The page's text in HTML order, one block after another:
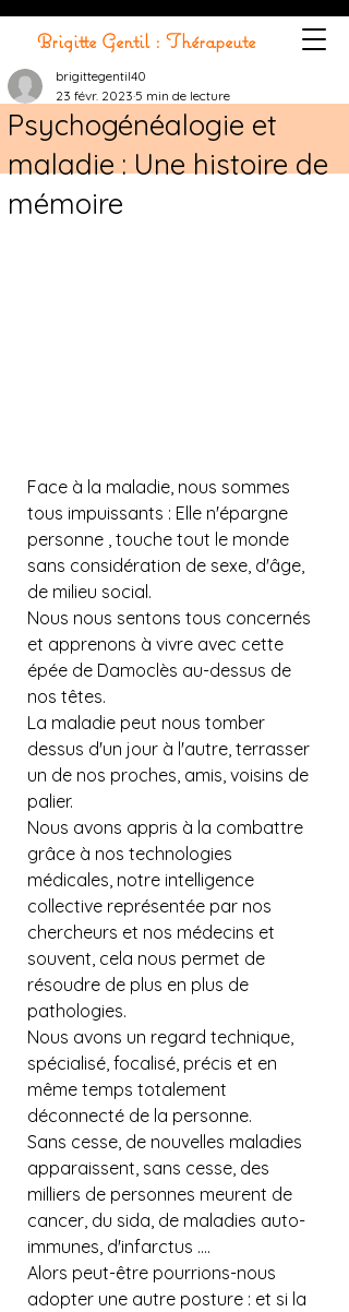
Brigitte Gentil : Thérapeute
Psychogénéalogie et
maladie : Une histoire de
mémoire
brigittegentil40
23 févr. 2023 5 min de lecture
Face à la maladie, nous sommes
tous impuissants : Elle n'épargne
personne , touche tout le monde
sans considération de sexe, d'âge,
de milieu social.
Nous nous sentons tous concernés
et apprenons à vivre avec cette
épée de Damoclès au-dessus de
nos têtes.
La maladie peut nous tomber
dessus d'un jour à l'autre, terrasser
un de nos proches, amis, voisins de
palier.
Nous avons appris à la combattre
grâce à nos technologies
médicales, notre intelligence
collective représentée par nos
chercheurs et nos médecins et
souvent, cela nous permet de
résoudre de plus en plus de
pathologies.
Nous avons un regard technique,
spécialisé, focalisé, précis et en
même temps totalement
déconnecté de la personne.
Sans cesse, de nouvelles maladies
apparaissent, sans cesse, des
milliers de personnes meurent de
cancer, du sida, de maladies auto-
immunes, d'infarctus ....
Alors peut-être pourrions-nous
adopter une autre posture : et si la